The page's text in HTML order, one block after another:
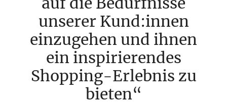
unserer Kund:innen
einzugehen und ihnen
ein inspirierendes
Shopping-Erlebnis zu
bieten